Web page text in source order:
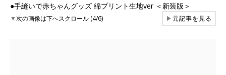
●手縫いで赤ちゃんグッズ 綿プリント生地ver ＜新装版＞
▼次の画像は下へスクロール (4/6) ▶元記事を見る